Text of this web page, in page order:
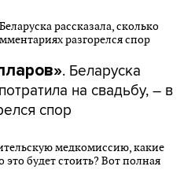
. Беларуска
на свадьбу, – в
спор